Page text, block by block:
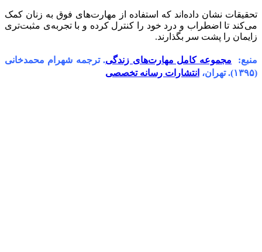
تحقیقات نشان داده‌اند که استفاده از مهارت‌های فوق به زنان کمک
می‌کند تا اضطراب و درد خود را کنترل کرده و با تجربه‌ی مثبت‌تری
زایمان را پشت سر بگذارند.
منبع: مجموعه کامل مهارت‌های زندگی. ترجمه شهرام محمدخانی
(۱۳۹۵). تهران،
انتشارات رسانه تخصصی